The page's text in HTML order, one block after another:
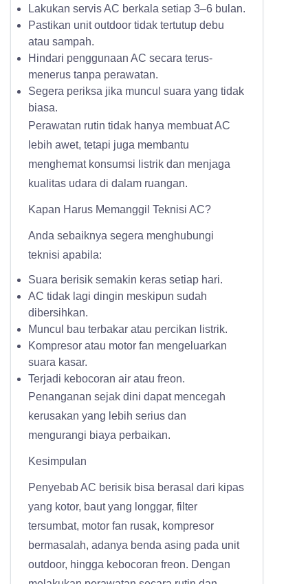
Lakukan servis AC berkala setiap 3–6 bulan.
Pastikan unit outdoor tidak tertutup debu
atau sampah.
Hindari penggunaan AC secara terus-
menerus tanpa perawatan.
Segera periksa jika muncul suara yang tidak
biasa.
Perawatan rutin tidak hanya membuat AC
lebih awet, tetapi juga membantu
menghemat konsumsi listrik dan menjaga
kualitas udara di dalam ruangan.
Kapan Harus Memanggil Teknisi AC?
Anda sebaiknya segera menghubungi
teknisi apabila:
Suara berisik semakin keras setiap hari.
AC tidak lagi dingin meskipun sudah
dibersihkan.
Muncul bau terbakar atau percikan listrik.
Kompresor atau motor fan mengeluarkan
suara kasar.
Terjadi kebocoran air atau freon.
Penanganan sejak dini dapat mencegah
kerusakan yang lebih serius dan
mengurangi biaya perbaikan.
Kesimpulan
Penyebab AC berisik bisa berasal dari kipas
yang kotor, baut yang longgar, filter
tersumbat, motor fan rusak, kompresor
bermasalah, adanya benda asing pada unit
outdoor, hingga kebocoran freon. Dengan